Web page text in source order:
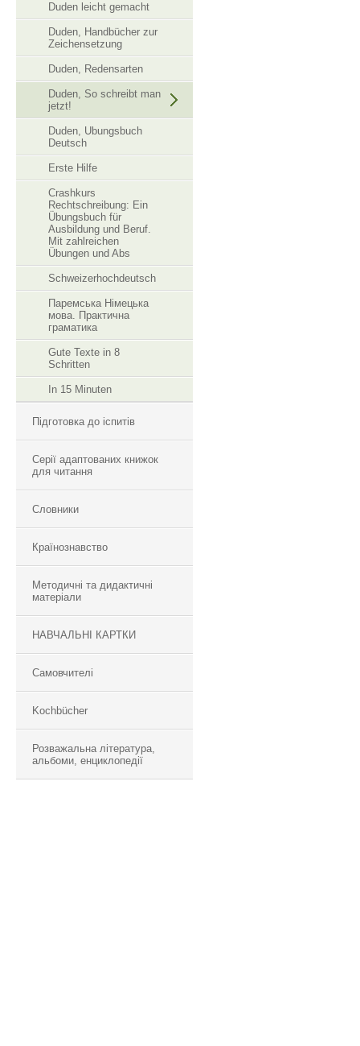
Duden leicht gemacht
Duden, Handbücher zur
Zeichensetzung
Duden, Redensarten
Duden, So schreibt man
jetzt!
Duden, Ubungsbuch
Deutsch
Erste Hilfe
Crashkurs
Rechtschreibung: Ein
Übungsbuch für
Ausbildung und Beruf.
Mit zahlreichen
Übungen und Abs
Schweizerhochdeutsch
Паремська Німецька
мова. Практична
граматика
Gute Texte in 8
Schritten
In 15 Minuten
Підготовка до іспитів
Серії адаптованих книжок
для читання
Словники
Країнознавство
Методичні та дидактичні
матеріали
НАВЧАЛЬНІ КАРТКИ
Самовчителі
Kochbücher
Розважальна література,
альбоми, енциклопедії